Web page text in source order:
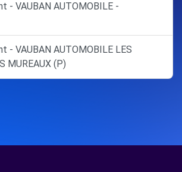
- VAUBAN AUTOMOBILE -
- VAUBAN AUTOMOBILE LES
MUREAUX (P)